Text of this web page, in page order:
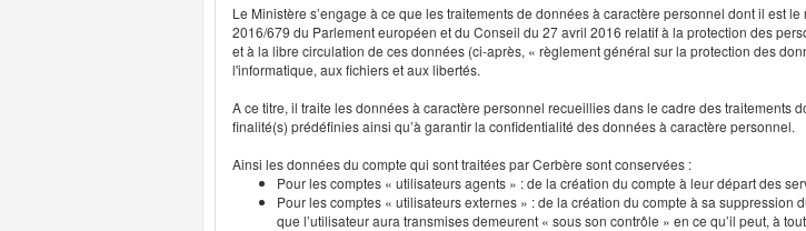
Le Ministère s’engage à ce que les traitements de données à caractère personnel dont il est
2016/679 du Parlement européen et du Conseil du 27 avril 2016 relatif à la protection des
et à la libre circulation de ces données (ci-après, « règlement général sur la protection des
l'informatique, aux fichiers et aux libertés.
A ce titre, il traite les données à caractère personnel recueillies dans le cadre des traitements
finalité(s) prédéfinies ainsi qu’à garantir la confidentialité des données à caractère personnel.
Ainsi les données du compte qui sont traitées par Cerbère sont conservées :
Pour les comptes « utilisateurs agents » : de la création du compte à leur départ des
Pour les comptes « utilisateurs externes » : de la création du compte à sa
que l’utilisateur aura transmises demeurent « sous son contrôle » en ce qu’il peut, à